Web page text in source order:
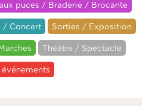
puces / Braderie / Brocante
/ Concert Sorties / Exposition
Théâtre / Spectacle
événements